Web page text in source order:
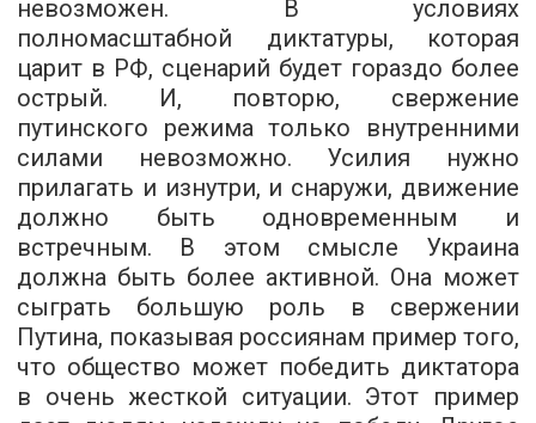
невозможен. В условиях
полномасштабной диктатуры, которая
царит в РФ, сценарий будет гораздо более
острый. И, повторю, свержение
путинского режима только внутренними
силами невозможно. Усилия нужно
прилагать и изнутри, и снаружи, движение
должно быть одновременным и
встречным. В этом смысле Украина
должна быть более активной. Она может
сыграть большую роль в свержении
Путина, показывая россиянам пример того,
что общество может победить диктатора
в очень жесткой ситуации. Этот пример